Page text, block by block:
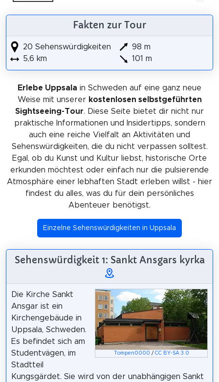
Fakten zur Tour
20 Sehenswürdigkeiten
5,6 km
98 m
101 m
Erlebe Uppsala in Schweden auf eine ganz neue
Weise mit unserer kostenlosen selbstgeführten
Sightseeing-Tour. Diese Seite bietet dir nicht nur
praktische Informationen und Insidertipps, sondern
auch eine reiche Vielfalt an Aktivitäten und
Sehenswürdigkeiten, die du nicht verpassen solltest.
Egal, ob du Kunst und Kultur liebst, historische Orte
erkunden möchtest oder einfach nur die pulsierende
Atmosphäre einer lebhaften Stadt erleben willst - hier
findest du alles, was du für dein persönliches
Abenteuer benötigst.
Einzelne Sehenswürdigkeiten in Uppsala
Sehenswürdigkeit 1: Sankt Ansgars kyrka
Tompen0000 / CC BY-SA 3.0
Die Kirche Sankt
Ansgar ist ein
Kirchengebäude in
Uppsala, Schweden.
Es befindet sich am
Studentvägen, im
Stadtteil
Kungsgärdet. Sie wird von der unabhängigen Sankt